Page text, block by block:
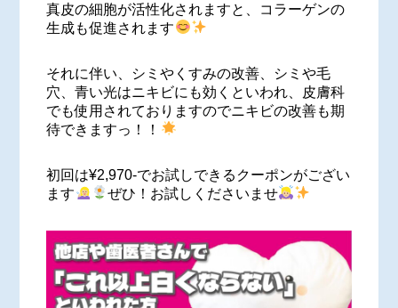
真皮の細胞が活性化されますと、コラーゲンの
生成も促進されます
それに伴い、シミやくすみの改善、シミや毛
穴、青い光はニキビにも効くといわれ、皮膚科
でも使用されておりますのでニキビの改善も期
待できますっ！！
初回は¥2,970-でお試しできるクーポンがござい
ます
ぜひ！お試しくださいませ